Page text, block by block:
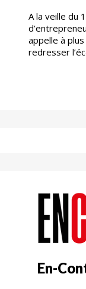
A la veille du
appelle à
redresser
En-